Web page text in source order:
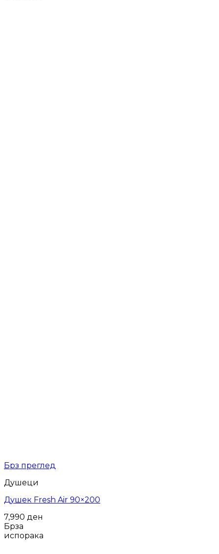
Брз преглед
Душеци
Душек Fresh Air 90×200
7,990 ден
Брза
испорака